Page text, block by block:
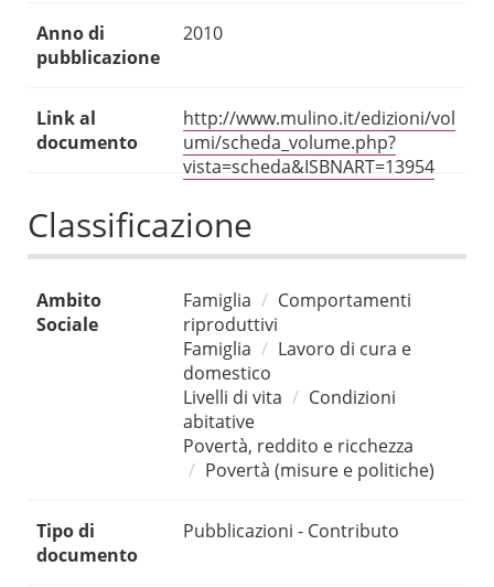
Anno di
pubblicazione
2010
Link al
documento
http://www.mulino.it/edizioni/vol
umi/scheda_volume.php?
vista=scheda&ISBNART=13954
Classificazione
Ambito
Sociale
Famiglia
Comportamenti
riproduttivi
Famiglia
Lavoro di cura e
domestico
Livelli di vita
Condizioni
abitative
Povertà, reddito e ricchezza
Povertà (misure e politiche)
Tipo di
documento
Pubblicazioni - Contributo